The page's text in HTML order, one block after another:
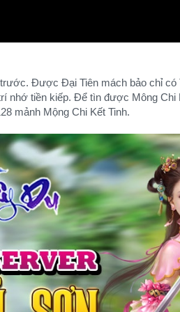
Được Đại Tiên mách bảo chỉ có
nhớ tiền kiếp. Để tìn được Mông Chi
mảnh Mộng Chi Kết Tinh.